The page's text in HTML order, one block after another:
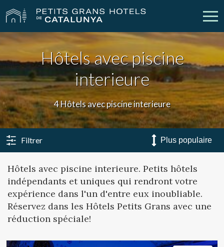
Nos Hôtels Escapades
Mariages Réunions
Chèques Cadeau Découvrez Catalogne
Má réservation
vpn_key Se connecter person Créer un compte
Hôtels avec piscine
interieure
4 Hôtels avec piscine interieure
Filtrer
Hôtels avec piscine interieure. Petits hôtels
indépendants et uniques qui rendront votre
expérience dans l'un d'entre eux inoubliable.
Réservez dans les Hôtels Petits Grans avec une
réduction spéciale!